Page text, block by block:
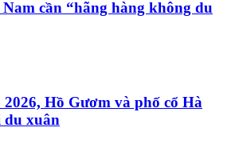
cần “hãng hàng không du
Hồ Gươm và phố cổ Hà
du xuân